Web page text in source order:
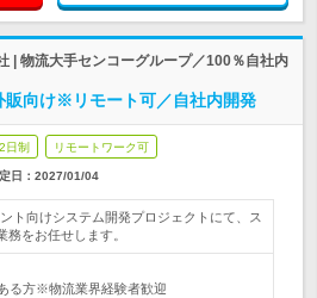
| 物流大手センコーグループ／100％自社内
販向け※リモート可／自社内開発
日制 リモートワーク可
日： 2027/01/04
ト向けシステム開発プロジェクトにて、ス
務をお任せします。
る方※物流業界経験者歓迎